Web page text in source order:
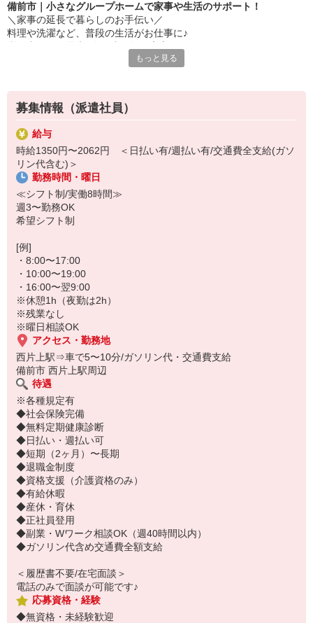
備前市｜小さなグループホームで家事や生活のサポート！
＼家事の延長で暮らしのお手伝い／
料理や洗濯など、普段の生活がお仕事に♪
・料理の盛り付けや配膳など
・健康状態に合わせた介助
・お散歩の付き添い など
難しいケアよりも「暮らしのサポート」がメインになるので、介助
業務が少なめ★
▼いろいろな働き方に対応
・最短2か月〜勤務OK◎
・マイペースに働きたい方
もっと見る
募集情報（派遣社員）
給与
時給1350円〜2062円 ＜日払い有/週払い有/交通費全支給(ガソ
リン代含む)＞
勤務時間・曜日
≪シフト制/実働8時間≫
週3〜勤務OK
希望シフト制
[例]
・8:00〜17:00
・10:00〜19:00
・16:00〜翌9:00
※休憩1h（夜勤は2h）
※残業なし
※曜日相談OK
アクセス・勤務地
西片上駅⇒車で5〜10分/ガソリン代・交通費支給
備前市 西片上駅周辺
待遇
※各種規定有
◆社会保険完備
◆無料定期健康診断
◆日払い・週払い可
◆短期（2ヶ月）〜長期
◆退職金制度
◆資格支援（介護資格のみ）
◆有給休暇
◆産休・育休
◆正社員登用
◆副業・Wワーク相談OK（週40時間以内）
◆ガソリン代含め交通費全額支給
＜履歴書不要/在宅面談＞
電話のみで面談が可能です♪
応募資格・経験
◆無資格・未経験歓迎